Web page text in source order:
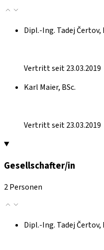
Dipl.-Ing. Tadej Čertov,
Vertritt seit 23.03.2019
Karl Maier, BSc.
Vertritt seit 23.03.2019
Gesellschafter/in
2 Personen
Dipl.-Ing. Tadej Čertov,